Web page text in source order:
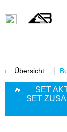
Übersicht
🔥 SET
SET